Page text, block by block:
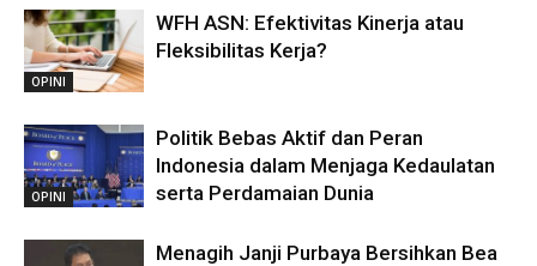
OPINI
WFH ASN: Efektivitas Kinerja atau
Fleksibilitas Kerja?
OPINI
Politik Bebas Aktif dan Peran
Indonesia dalam Menjaga Kedaulatan
serta Perdamaian Dunia
Menagih Janji Purbaya Bersihkan Bea